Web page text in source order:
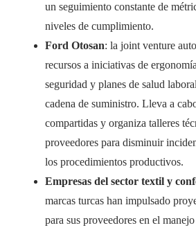
un seguimiento constante de
niveles de cumplimiento.
Ford Otosan: la joint venture
recursos a iniciativas de
seguridad y planes de salud
cadena de suministro. Lleva a
compartidas y organiza talleres
proveedores para disminuir
los procedimientos productivos.
Empresas del sector textil y
marcas turcas han impulsado
para sus proveedores en el